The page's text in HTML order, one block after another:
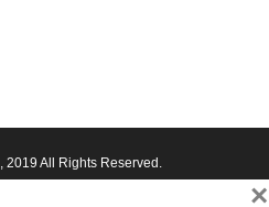
, 2019 All Rights Reserved.
×